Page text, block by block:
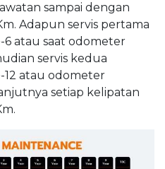
sampai dengan
Adapun servis pertama
atau saat odometer
servis kedua
atau odometer
setiap kelipatan